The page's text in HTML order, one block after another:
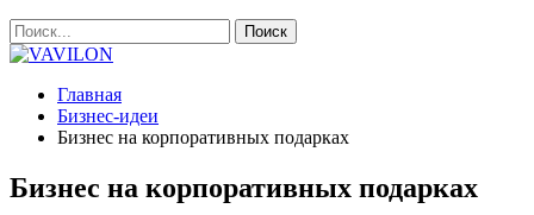
Главная
Бизнес-идеи
Бизнес на корпоративных подарках
Бизнес на корпоративных подарках